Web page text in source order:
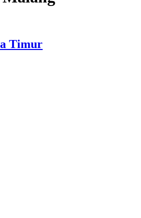
Timur